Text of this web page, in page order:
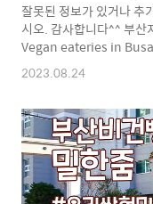
잘못된 정보가 있거나 추
시오. 감사합니다^^ 부산
Vegan eateries in
Vegan bakeries in
도에서 보기 (부산 비건
원/옵션 음식점) https://
부산 비건지원옵션
한 음식점 (식당이거나 식
당, ..
2023.08.24